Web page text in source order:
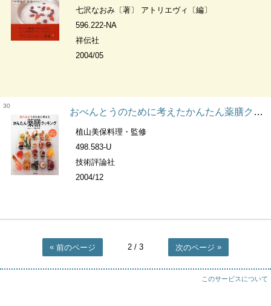
七沢なおみ〔著〕 アトリエヴィ〔編〕
596.222-NA
祥伝社
2004/05
30
おべんとうのために考えたかんたん薬膳クッキング
植山美保料理・監修
498.583-U
技術評論社
2004/12
前のページ 2 / 3 次のページ
このサービスについて